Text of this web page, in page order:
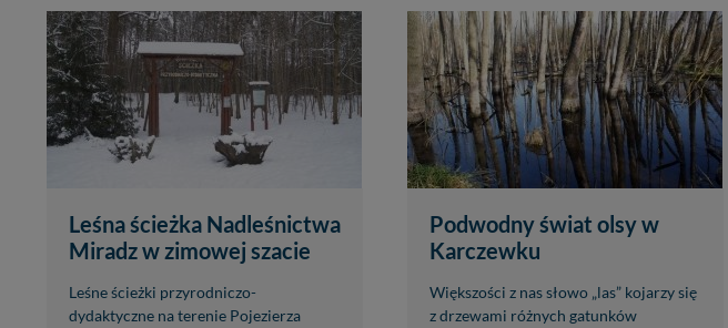
Leśna ścieżka Nadleśnictwa
Miradz w zimowej szacie
Leśne ścieżki przyrodniczo-
dydaktyczne na terenie Pojezierza
Podwodny świat olsy w
Karczewku
Większości z nas słowo „las” kojarzy się
z drzewami różnych gatunków